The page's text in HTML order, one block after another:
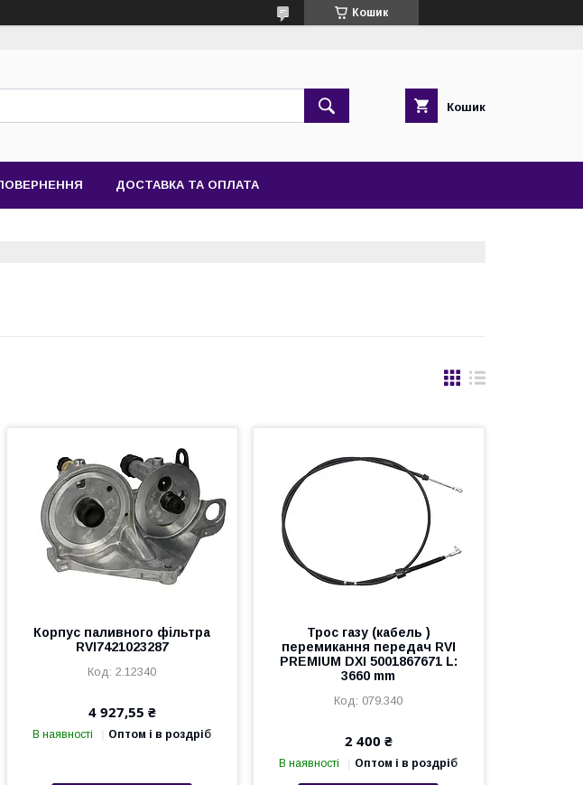
Кошик
Кошик
ДОСТАВКА ТА ОПЛАТА
Корпус паливного фільтра
RVI7421023287
2.12340
4 927,55 ₴
В наявності Оптом і в роздріб
Трос газу (кабель )
перемикання передач RVI
PREMIUM DXI 5001867671 L:
3660 mm
079.340
2 400 ₴
В наявності Оптом і в роздріб